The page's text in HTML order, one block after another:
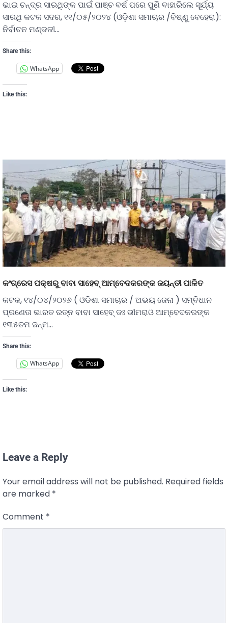
ଭାଇ ଚନ୍ଦ୍ର ସାରଥିଙ୍କ ପାଇଁ ପାଞ୍ଚ ବର୍ଷ ପରେ ପୁଣି ବାହାରିଲେ ସୂର୍ଯ୍ୟ
ସାରଥି କଟକ ସଦର, ୧୧/୦୫/୨୦୨୪ (ଓଡ଼ିଶା ସମାଚାର /ବିଷ୍ଣୁ ବେହେରା):
ନିର୍ବାଚନ ମଣ୍ଡଳୀ…
Share this:
WhatsApp
Like this:
କଂଗ୍ରେସ ପକ୍ଷରୁ ବାବା ସାହେବ୍ ଆମ୍ବେଦକରଙ୍କ ଜୟନ୍ତୀ ପାଳିତ
କଟକ, ୧୪/୦୪/୨୦୨୬ ( ଓଡିଶା ସମାଚାର / ଅଭୟ ଜେନା ) ସମ୍ବିଧାନ
ପ୍ରଣେତା ଭାରତ ରତ୍ନ ବାବା ସାହେବ୍ ଡଃ ଭୀମରାଓ ଆମ୍ବେଦକରଙ୍କ
୧୩୫ତମ ଜନ୍ମ…
Share this:
WhatsApp
Like this:
Leave a Reply
Your email address will not be published. Required fields
are marked *
Comment *